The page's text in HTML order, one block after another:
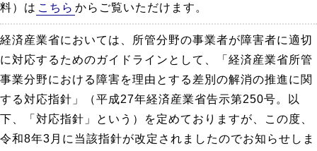
料）は こちら からご覧いただけます。
経済産業省においては、所管分野の事業者が障害者に適切
に対応するためのガイドラインとして、「経済産業省所管
事業分野における障害を理由とする差別の解消の推進に関
する対応指針」（平成27年経済産業省告示第250号。以
下、「対応指針」という）を定めておりますが、この度、
令和8年3月に当該指針が改定されましたのでお知らせしま